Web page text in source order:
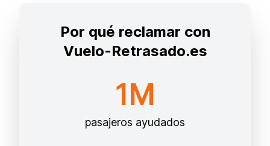
Por qué reclamar con
Vuelo-Retrasado.es
1M
pasajeros ayudados